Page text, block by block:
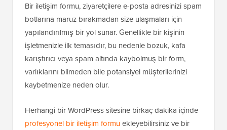
Bir iletişim formu, ziyaretçilere e-posta adresinizi spam
botlarına maruz bırakmadan size ulaşmaları için
yapılandırılmış bir yol sunar. Genellikle bir kişinin
işletmenizle ilk temasıdır, bu nedenle bozuk, kafa
karıştırıcı veya spam altında kaybolmuş bir form,
varlıklarını bilmeden bile potansiyel müşterilerinizi
kaybetmenize neden olur.
Herhangi bir WordPress sitesine birkaç dakika içinde
profesyonel bir iletişim formuekleyebilirsiniz ve bir